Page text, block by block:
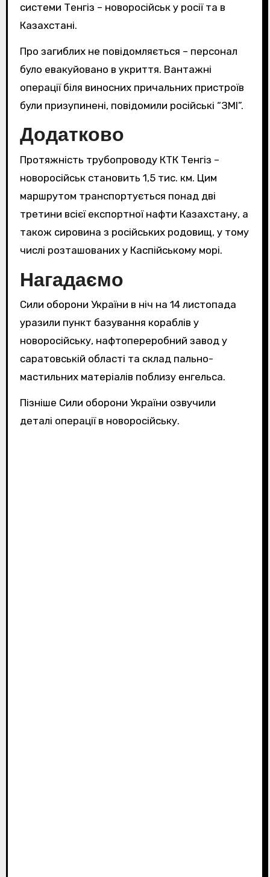
системи Тенгіз – новоросійськ у росії та в
Казахстані.
Про загиблих не повідомляється – персонал
було евакуйовано в укриття. Вантажні
операції біля виносних причальних пристроїв
були призупинені, повідомили російські “ЗМІ”.
Додатково
Протяжність трубопроводу КТК Тенгіз –
новоросійськ становить 1,5 тис. км. Цим
маршрутом транспортується понад дві
третини всієї експортної нафти Казахстану, а
також сировина з російських родовищ, у тому
числі розташованих у Каспійському морі.
Нагадаємо
Сили оборони України в ніч на 14 листопада
уразили пункт базування кораблів у
новоросійську, нафтопереробний завод у
саратовській області та склад пально-
мастильних матеріалів поблизу енгельса.
Пізніше Сили оборони України озвучили
деталі операції в новоросійську.